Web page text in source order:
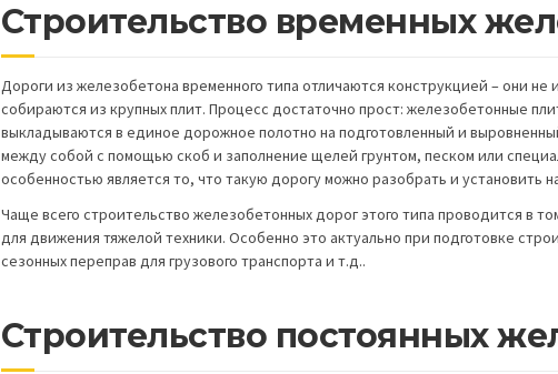
Строительство временных
Дороги из железобетона временного типа отличаются конструкцией – они не
собираются из крупных плит. Процесс достаточно прост: железобетонные
выкладываются в единое дорожное полотно на подготовленный и
между собой с помощью скоб и заполнение щелей грунтом, песком или
особенностью является то, что такую дорогу можно разобрать и установить
Чаще всего строительство железобетонных дорог этого типа проводится в
для движения тяжелой техники. Особенно это актуально при подготовке
сезонных переправ для грузового транспорта и т.д..
Строительство постоянных